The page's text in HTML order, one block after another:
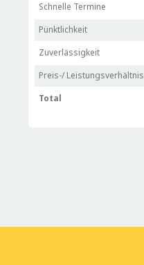
Schnelle Termine
Pünktlichkeit
Zuverlässigkeit
Preis-/ Leistungsverhältnis
Total